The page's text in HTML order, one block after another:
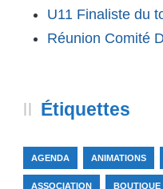
U11 Finaliste du
Réunion Comité
Étiquettes
AGENDA ANIMATIONS
ASSOCIATION BOUTIQUE